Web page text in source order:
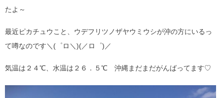
たよ～
最近ピカチュウこと、ウデフリツノザヤウミウシが沖の方にいるっ
て噂なのです＼(゜ロ＼)(／ロ゜)／
気温は２４℃、水温は２６．５℃ 沖縄まだまだがんばってます♡